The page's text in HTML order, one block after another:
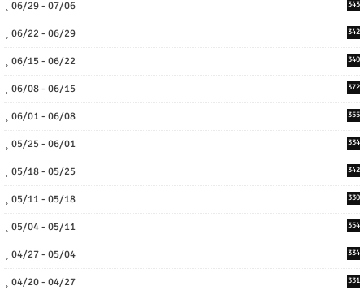
06/29 - 07/06 343
06/22 - 06/29 342
06/15 - 06/22 340
06/08 - 06/15 372
06/01 - 06/08 355
05/25 - 06/01 334
05/18 - 05/25 342
05/11 - 05/18 330
05/04 - 05/11 354
04/27 - 05/04 334
04/20 - 04/27 331